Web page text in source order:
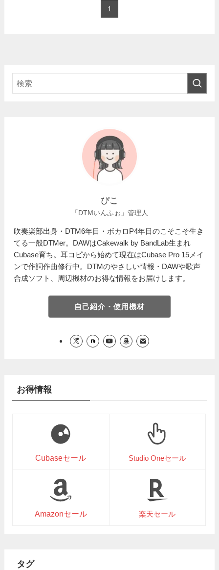
1
ぴこ
「DTMいんふぉ」管理人
吹奏楽部出身・DTM6年目・ボカロP4年目のこそこそ生き
てる一般DTMer。DAWはCakewalk by BandLab生まれ
Cubase育ち。耳コピから始めて現在はCubase Pro 15メイ
ンで作詞作曲修行中。DTMのやさしい情報・DAWや歌声
合成ソフト、周辺機材のお得な情報をお届けします。
自己紹介・使用機材
お得情報
Cubaseセール Studio Oneセール
Amazonセール 楽天セール
タグ